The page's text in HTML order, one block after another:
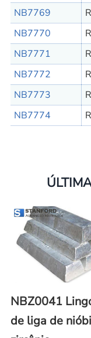
NB7769
NB7770
NB7771
NB7772
NB7773
NB7774
NBZ0041
de liga de